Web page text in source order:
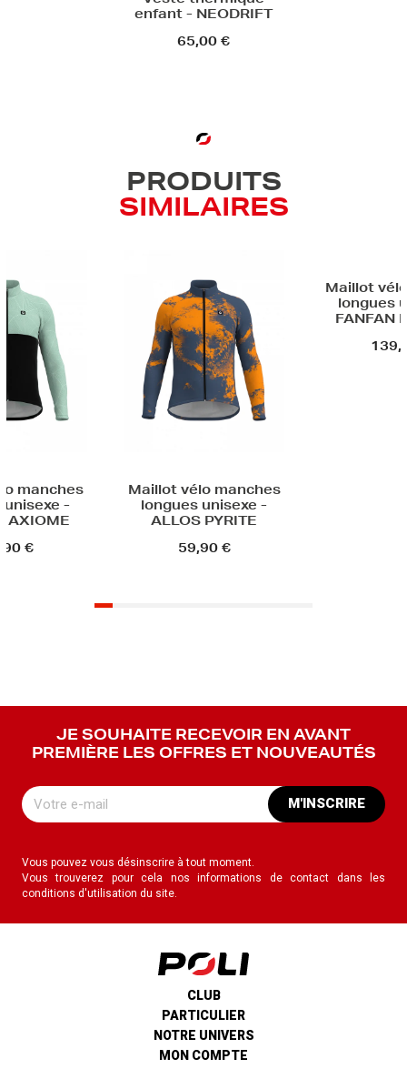
enfant - NEODRIFT
65,00 €
PRODUITS
SIMILAIRES
vélo manches
longues unisexe -
ALLOS PYRITE
Maillot vélo manches
longues unisexe -
FANFAN POLI LAB
139,90 €
JE SOUHAITE RECEVOIR EN AVANT
PREMIÈRE LES OFFRES ET NOUVEAUTÉS
M'INSCRIRE
Vous pouvez vous désinscrire à tout moment.
Vous trouverez pour cela nos informations de contact dans les
conditions d'utilisation du site.
CLUB
PARTICULIER
NOTRE UNIVERS
MON COMPTE